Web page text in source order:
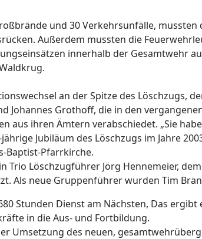
und 30 Verkehrsunfälle,
Außerdem mussten die
innerhalb der Gesamtwehr
an der Spitze des Löschzugs,
Johannes Grothoff, die in den
aus ihren Ämtern verabschiedet. „Sie
Jubiläum des Löschzugs im Jahre
Baptist-Pfarrkirche.
Löschzugführer Jörg Hennemeier,
Als neue Gruppenführer wurden Tim
Stunden Dienst am Nächsten, Das
in die Aus- und Fortbildung.
Umsetzung des neuen,